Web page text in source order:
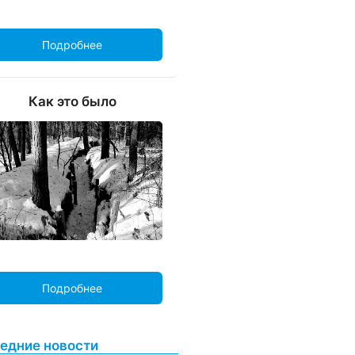
Подробнее
Как это было
Подробнее
новости